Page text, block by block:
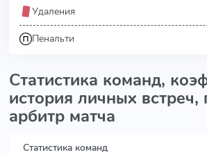
Удаления
Пенальти
Статистика команд,
история личных встреч,
арбитр матча
Статистика команд